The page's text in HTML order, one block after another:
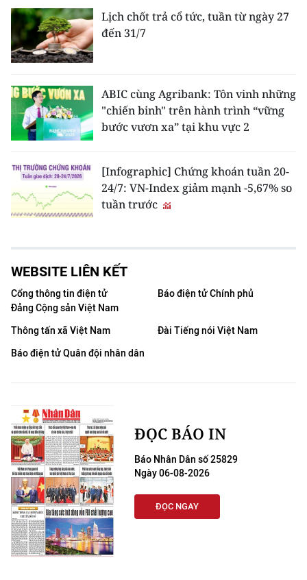
Lịch chốt trả cổ tức, tuần từ ngày 27
đến 31/7
ABIC cùng Agribank: Tôn vinh những
"chiến binh" trên hành trình “vững
bước vươn xa” tại khu vực 2
[Infographic] Chứng khoán tuần 20-
24/7: VN-Index giảm mạnh -5,67% so
tuần trước
WEBSITE LIÊN KẾT
Cổng thông tin điện tử
Đảng Cộng sản Việt Nam
Báo điện tử Chính phủ
Thông tấn xã Việt Nam
Đài Tiếng nói Việt Nam
Báo điện tử Quân đội nhân dân
ĐỌC BÁO IN
Báo Nhân Dân số 25829
Ngày 06-08-2026
ĐỌC NGAY